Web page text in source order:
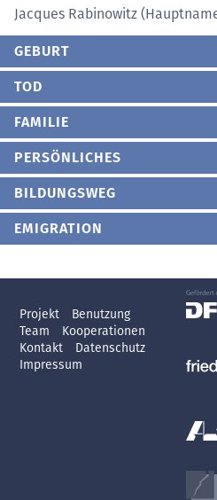
Jacques Rabinowitz
GEBURT
TOD
FAMILIE
PERSÖNLICHES
BILDUNGSWEG
EMIGRATION
Projekt
Benutzung
Team
Kooperationen
Kontakt
Datenschutz
Impressum